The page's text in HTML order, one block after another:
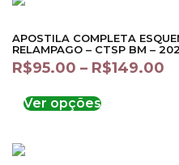
APOSTILA COMPLETA
RELAMPAGO – CTSP BM –
R$95.00 – R$149.00
Ver opções